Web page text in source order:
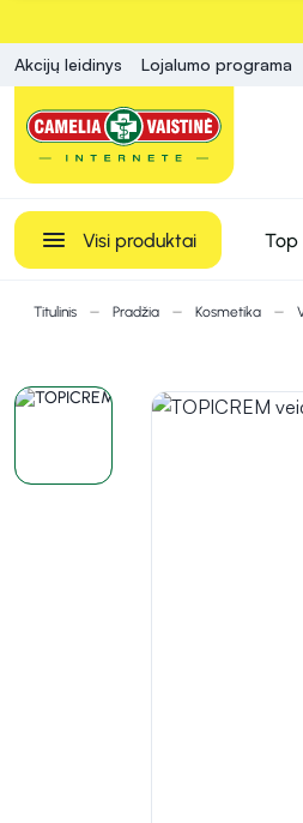
Akcijų leidinys Lojalumo programa
Visi produktai Top
Titulinis Pradžia Kosmetika